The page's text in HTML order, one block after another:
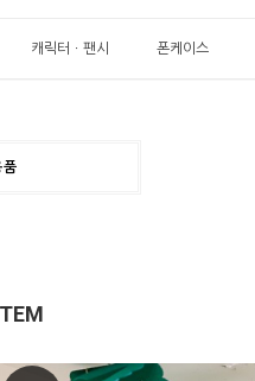
캐릭터ㆍ팬시 폰케이스
품